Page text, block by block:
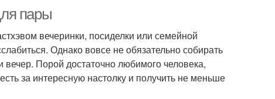
пары
вечеринки, посиделки или семейной
Однако вовсе не обязательно собирать
вечер. Порой достаточно любимого человека,
за интересную настолку и получить не меньше